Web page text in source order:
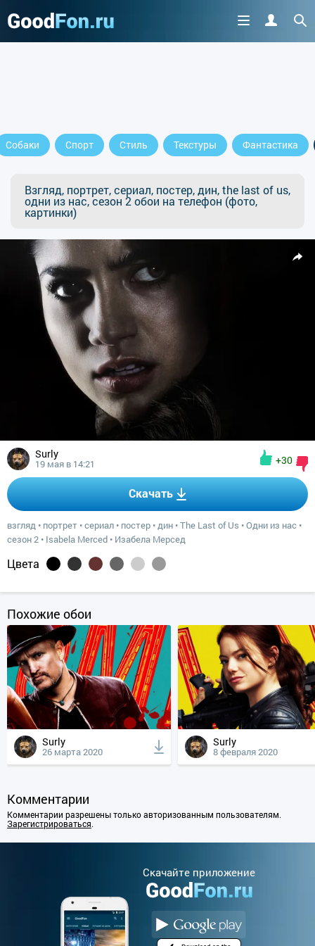
Собаки Спорт Стиль Текстуры Фантастика
Взгляд, портрет, сериал, постер, дин, the last of us,
одни из нас, сезон 2 обои на телефон (фото,
картинки)
Surly
19 мая в 14:21 +30
Скачать
взгляд • портрет •сериал • постер •дин •The Last of Us •Одни из нас •
сезон 2 • Isabela Merced • Изабела Мерсед
Цвета
Похожие обои
Surly
26 марта 2020
Surly
8 февраля 2020
Комментарии
Комментарии разрешены только авторизованным пользователям.
Зарегистрироваться.
Cкачайте приложение